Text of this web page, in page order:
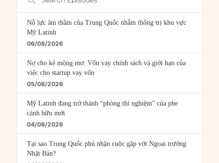
Episodes
Nỗ lực âm thầm của Trung Quốc nhằm thống trị khu vực
Mỹ Latinh
06/08/2026
Nợ cho kẻ mộng mơ: Vốn vay chính sách và giới hạn của
việc cho startup vay vốn
05/08/2026
Mỹ Latinh đang trở thành “phòng thí nghiệm” của phe
cánh hữu mới
04/08/2026
Tại sao Trung Quốc phủ nhận cuộc gặp với Ngoại trưởng
Nhật Bản?